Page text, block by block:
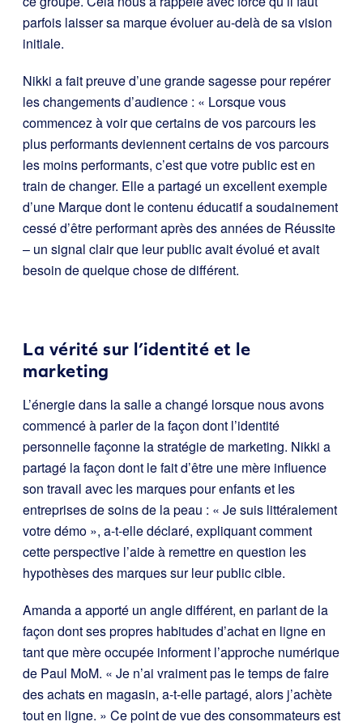
parfois laisser sa marque évoluer au-delà de sa vision
initiale.
Nikki a fait preuve d’une grande sagesse pour repérer
les changements d’audience : « Lorsque vous
commencez à voir que certains de vos parcours les
plus performants deviennent certains de vos parcours
les moins performants, c’est que votre public est en
train de changer. Elle a partagé un excellent exemple
d’une Marque dont le contenu éducatif a soudainement
cessé d’être performant après des années de Réussite
– un signal clair que leur public avait évolué et avait
besoin de quelque chose de différent.
La vérité sur l’identité et le
marketing
L’énergie dans la salle a changé lorsque nous avons
commencé à parler de la façon dont l’identité
personnelle façonne la stratégie de marketing. Nikki a
partagé la façon dont le fait d’être une mère influence
son travail avec les marques pour enfants et les
entreprises de soins de la peau : « Je suis littéralement
votre démo », a-t-elle déclaré, expliquant comment
cette perspective l’aide à remettre en question les
hypothèses des marques sur leur public cible.
Amanda a apporté un angle différent, en parlant de la
façon dont ses propres habitudes d’achat en ligne en
tant que mère occupée informent l’approche numérique
de Paul MoM. « Je n’ai vraiment pas le temps de faire
des achats en magasin, a-t-elle partagé, alors j’achète
tout en ligne. » Ce point de vue des consommateurs est